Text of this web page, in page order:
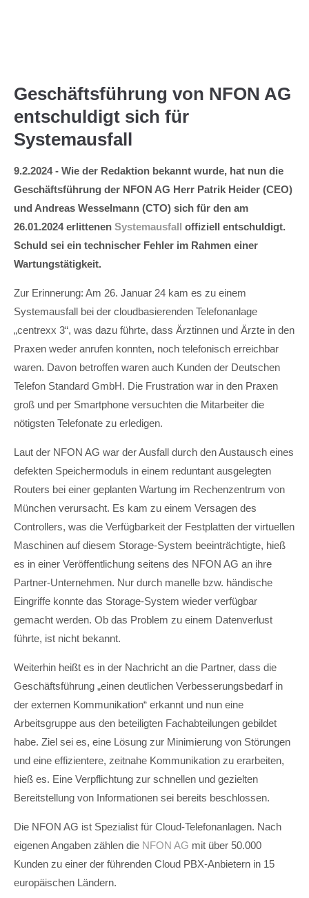
Geschäftsführung von NFON AG
entschuldigt sich für
Systemausfall
9.2.2024 - Wie der Redaktion bekannt wurde, hat nun die
Geschäftsführung der NFON AG Herr Patrik Heider (CEO)
und Andreas Wesselmann (CTO) sich für den am
26.01.2024 erlittenen Systemausfall offiziell entschuldigt.
Schuld sei ein technischer Fehler im Rahmen einer
Wartungstätigkeit.
Zur Erinnerung: Am 26. Januar 24 kam es zu einem
Systemausfall bei der cloudbasierenden Telefonanlage
„centrexx 3“, was dazu führte, dass Ärztinnen und Ärzte in den
Praxen weder anrufen konnten, noch telefonisch erreichbar
waren. Davon betroffen waren auch Kunden der Deutschen
Telefon Standard GmbH. Die Frustration war in den Praxen
groß und per Smartphone versuchten die Mitarbeiter die
nötigsten Telefonate zu erledigen.
Laut der NFON AG war der Ausfall durch den Austausch eines
defekten Speichermoduls in einem reduntant ausgelegten
Routers bei einer geplanten Wartung im Rechenzentrum von
München verursacht. Es kam zu einem Versagen des
Controllers, was die Verfügbarkeit der Festplatten der virtuellen
Maschinen auf diesem Storage-System beeinträchtigte, hieß
es in einer Veröffentlichung seitens des NFON AG an ihre
Partner-Unternehmen. Nur durch manelle bzw. händische
Eingriffe konnte das Storage-System wieder verfügbar
gemacht werden. Ob das Problem zu einem Datenverlust
führte, ist nicht bekannt.
Weiterhin heißt es in der Nachricht an die Partner, dass die
Geschäftsführung „einen deutlichen Verbesserungsbedarf in
der externen Kommunikation“ erkannt und nun eine
Arbeitsgruppe aus den beteiligten Fachabteilungen gebildet
habe. Ziel sei es, eine Lösung zur Minimierung von Störungen
und eine effizientere, zeitnahe Kommunikation zu erarbeiten,
hieß es. Eine Verpflichtung zur schnellen und gezielten
Bereitstellung von Informationen sei bereits beschlossen.
Die NFON AG ist Spezialist für Cloud-Telefonanlagen. Nach
eigenen Angaben zählen die NFON AG mit über 50.000
Kunden zu einer der führenden Cloud PBX-Anbietern in 15
europäischen Ländern.